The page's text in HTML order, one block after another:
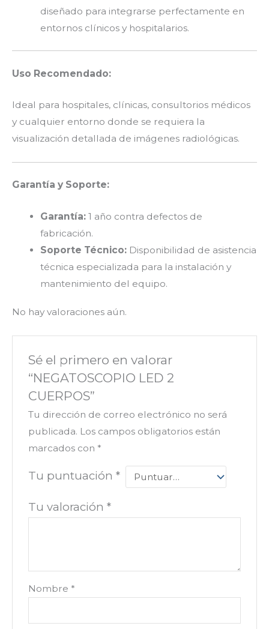
diseñado para integrarse perfectamente en
entornos clínicos y hospitalarios.
Uso Recomendado:
Ideal para hospitales, clínicas, consultorios médicos
y cualquier entorno donde se requiera la
visualización detallada de imágenes radiológicas.
Garantía y Soporte:
Garantía:1 año contra defectos de
fabricación.
Soporte Técnico:Disponibilidad de asistencia
técnica especializada para la instalación y
mantenimiento del equipo.
No hay valoraciones aún.
Sé el primero en valorar
“NEGATOSCOPIO LED 2
CUERPOS”
Tu dirección de correo electrónico no será
publicada. Los campos obligatorios están
marcados con *
Tu puntuación *
Tu valoración *
Nombre *